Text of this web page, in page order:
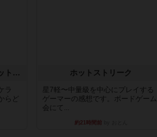
チケットトゥライド / チケットトゥライドアメリカ
ラ
らど
ホットストリーク
星7軽〜中量級を中心にプレイする
ゲーマーの感想です。ボードゲーム
会にて...
約21時間前